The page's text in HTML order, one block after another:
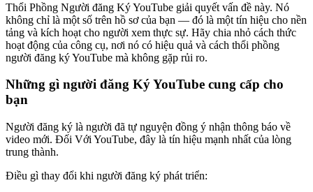
Thổi Phồng Người đăng Ký YouTube giải quyết vấn đề này. Nó
không chỉ là một số trên hồ sơ của bạn — đó là một tín hiệu cho nền
tảng và kích hoạt cho người xem thực sự. Hãy chia nhỏ cách thức
hoạt động của công cụ, nơi nó có hiệu quả và cách thổi phồng
người đăng ký YouTube mà không gặp rủi ro.
Những gì người đăng Ký YouTube cung cấp cho
bạn
Người đăng ký là người đã tự nguyện đồng ý nhận thông báo về
video mới. Đối Với YouTube, đây là tín hiệu mạnh nhất của lòng
trung thành.
Điều gì thay đổi khi người đăng ký phát triển: